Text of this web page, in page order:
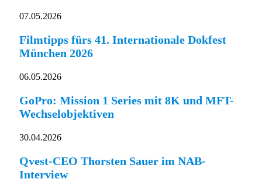
07.05.2026
Filmtipps fürs 41. Internationale Dokfest
München 2026
06.05.2026
GoPro: Mission 1 Series mit 8K und MFT-
Wechselobjektiven
30.04.2026
Qvest-CEO Thorsten Sauer im NAB-
Interview